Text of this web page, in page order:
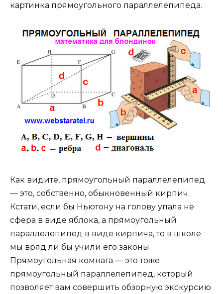
картинка прямоугольного параллелепипеда.
Как видите, прямоугольный параллелепипед
— это, собственно, обыкновенный кирпич.
Кстати, если бы Ньютону на голову упала не
сфера в виде яблока, а прямоугольный
параллелепипед в виде кирпича, то в школе
мы вряд ли бы учили его законы.
Прямоугольная комната — это тоже
прямоугольный параллелепипед, который
позволяет вам совершить обзорную экскурсию